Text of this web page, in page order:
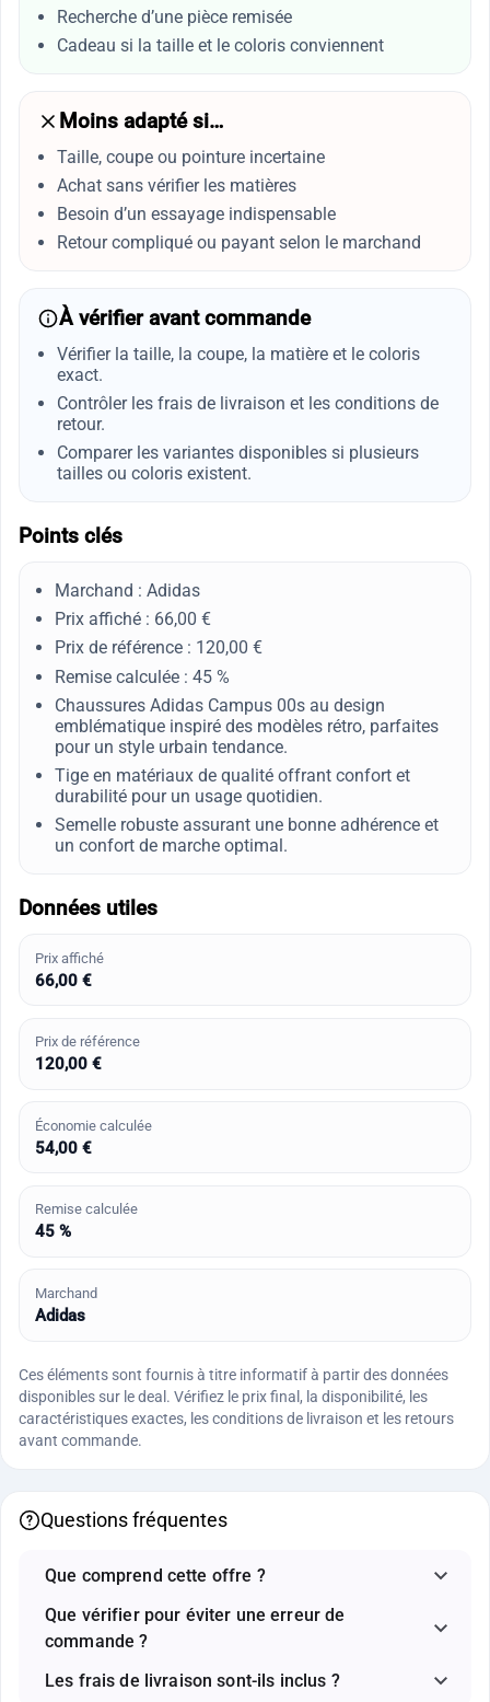
Recherche d’une pièce remisée
Cadeau si la taille et le coloris conviennent
Moins adapté si…
Taille, coupe ou pointure incertaine
Achat sans vérifier les matières
Besoin d’un essayage indispensable
Retour compliqué ou payant selon le marchand
À vérifier avant commande
Vérifier la taille, la coupe, la matière et le coloris
exact.
Contrôler les frais de livraison et les conditions de
retour.
Comparer les variantes disponibles si plusieurs
tailles ou coloris existent.
Points clés
Marchand : Adidas
Prix affiché : 66,00 €
Prix de référence : 120,00 €
Remise calculée : 45 %
Chaussures Adidas Campus 00s au design
emblématique inspiré des modèles rétro, parfaites
pour un style urbain tendance.
Tige en matériaux de qualité offrant confort et
durabilité pour un usage quotidien.
Semelle robuste assurant une bonne adhérence et
un confort de marche optimal.
Données utiles
Prix affiché
66,00 €
Prix de référence
120,00 €
Économie calculée
54,00 €
Remise calculée
45 %
Marchand
Adidas
Ces éléments sont fournis à titre informatif à partir des données
disponibles sur le deal. Vérifiez le prix final, la disponibilité, les
caractéristiques exactes, les conditions de livraison et les retours
avant commande.
Questions fréquentes
Que comprend cette offre ?
Que vérifier pour éviter une erreur de
commande ?
Les frais de livraison sont-ils inclus ?